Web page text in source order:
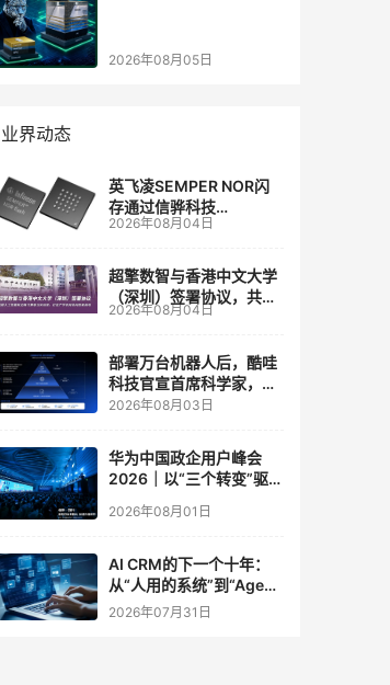
个维度，z轴算盘的魅力
2026年08月05日
业界动态
英飞凌SEMPER NOR闪
存通过信骅科技
AST2700 BMC认证，全
管理
2026年08月04日
超擎数智与香港中文大学
（深圳）签署协议，共建
人工智能和边缘计算联合
2026年08月04日
部署万台机器人后，酷哇
科技官宣首席科学家，要
让世界模型交付生产力
2026年08月03日
华为中国政企用户峰会
2026｜以“三个转变”驱动
2026年08月01日
AI CRM的下一个十年：
从“人用的系统”到“Agent
调用的底座”
2026年07月31日